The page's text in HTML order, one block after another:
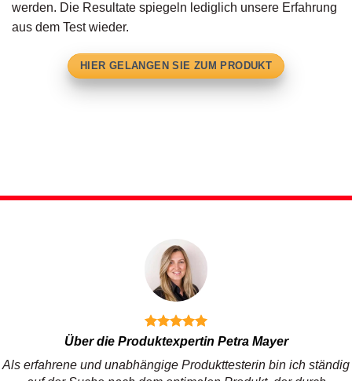
werden. Die Resultate spiegeln lediglich unsere Erfahrung
aus dem Test wieder.
HIER GELANGEN SIE ZUM PRODUKT
Über die Produktexpertin Petra Mayer
Als erfahrene und unabhängige Produkttesterin bin ich ständig